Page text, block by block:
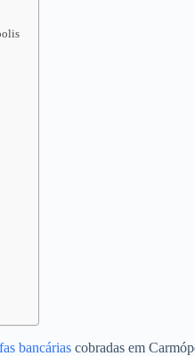
bancárias cobradas em